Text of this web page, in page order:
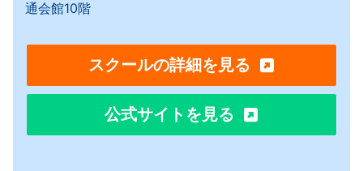
通会館10階
スクールの詳細を見る
公式サイトを見る